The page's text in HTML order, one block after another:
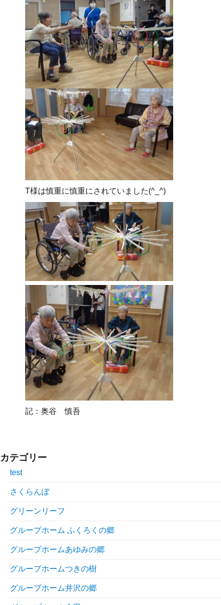
T様は慎重に慎重にされていました(^_^)
記：奥谷 慎吾
カテゴリー
test
さくらんぼ
グリーンリーフ
グループホーム ふくろくの郷
グループホームあゆみの郷
グループホームつきの樹
グループホーム井沢の郷